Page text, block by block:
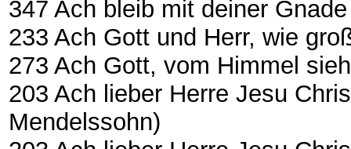
347 Ach bleib mit deiner
233 Ach Gott und Herr, wie
273 Ach Gott, vom Himmel
203 Ach lieber Herre Jesu
Mendelssohn)